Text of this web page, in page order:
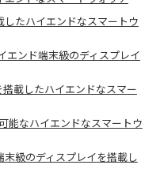
したハイエンドなスマートウ
エンド端末級のディスプレイ
載したハイエンドなスマー
能なハイエンドなスマートウ
級のディスプレイを搭載し